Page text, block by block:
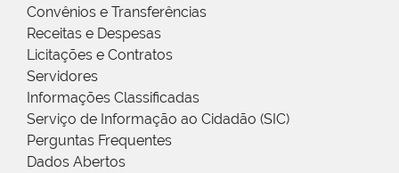
Convênios e Transferências
Receitas e Despesas
Licitações e Contratos
Servidores
Informações Classificadas
Serviço de Informação ao Cidadão (SIC)
Perguntas Frequentes
Dados Abertos